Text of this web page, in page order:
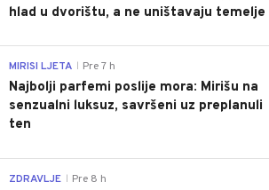
hlad u dvorištu, a ne uništavaju temelje
MIRISI LJETA Pre 7 h
Najbolji parfemi poslije mora: Mirišu na
senzualni luksuz, savršeni uz preplanuli
ten
ZDRAVLJE Pre 8 h